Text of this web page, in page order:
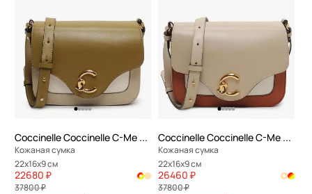
Coccinelle Coccinelle C-Me Calf Tric
Кожаная сумка
22x16x9 см
22680 ₽
37800 ₽
Coccinelle Coccinelle C-Me Calf Tric
Кожаная сумка
22x16x9 см
26460 ₽
37800 ₽